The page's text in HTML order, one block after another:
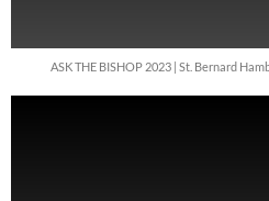
ASK THE BISHOP 2023 | St. Bernard